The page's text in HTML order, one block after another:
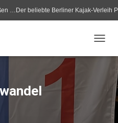
Berliner Kajak-Verleih